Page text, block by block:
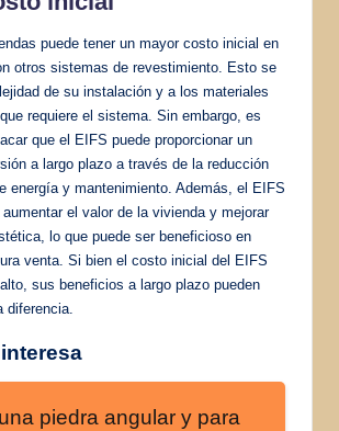
puede tener un mayor costo inicial en
otros sistemas de revestimiento. Esto se
de su instalación y a los materiales
requiere el sistema. Sin embargo, es
que el EIFS puede proporcionar un
a largo plazo a través de la reducción
energía y mantenimiento. Además, el EIFS
el valor de la vivienda y mejorar
lo que puede ser beneficioso en
venta. Si bien el costo inicial del EIFS
sus beneficios a largo plazo pueden
diferencia.
piedra angular y para